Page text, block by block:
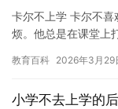
卡尔不上学 卡尔不
烦。他总是在课堂上
试…
教育百科 2026年3月29
小学不去上学的